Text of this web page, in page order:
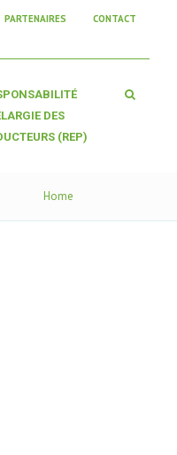
PARTENAIRES CONTACT
DES
(REP)
Home